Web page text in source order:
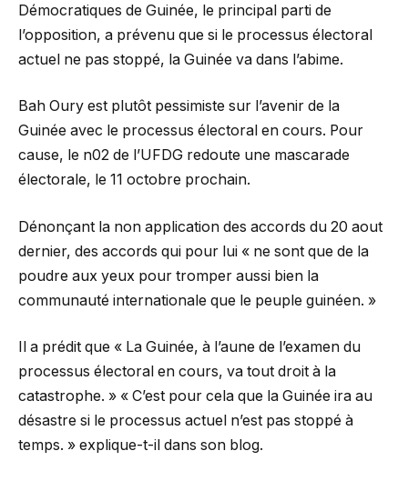
Démocratiques de Guinée, le principal parti de
l’opposition, a prévenu que si le processus électoral
actuel ne pas stoppé, la Guinée va dans l’abime.
Bah Oury est plutôt pessimiste sur l’avenir de la
Guinée avec le processus électoral en cours. Pour
cause, le n02 de l’UFDG redoute une mascarade
électorale, le 11 octobre prochain.
Dénonçant la non application des accords du 20 aout
dernier, des accords qui pour lui « ne sont que de la
poudre aux yeux pour tromper aussi bien la
communauté internationale que le peuple guinéen. »
Il a prédit que « La Guinée, à l’aune de l’examen du
processus électoral en cours, va tout droit à la
catastrophe. » « C’est pour cela que la Guinée ira au
désastre si le processus actuel n’est pas stoppé à
temps. » explique-t-il dans son blog.